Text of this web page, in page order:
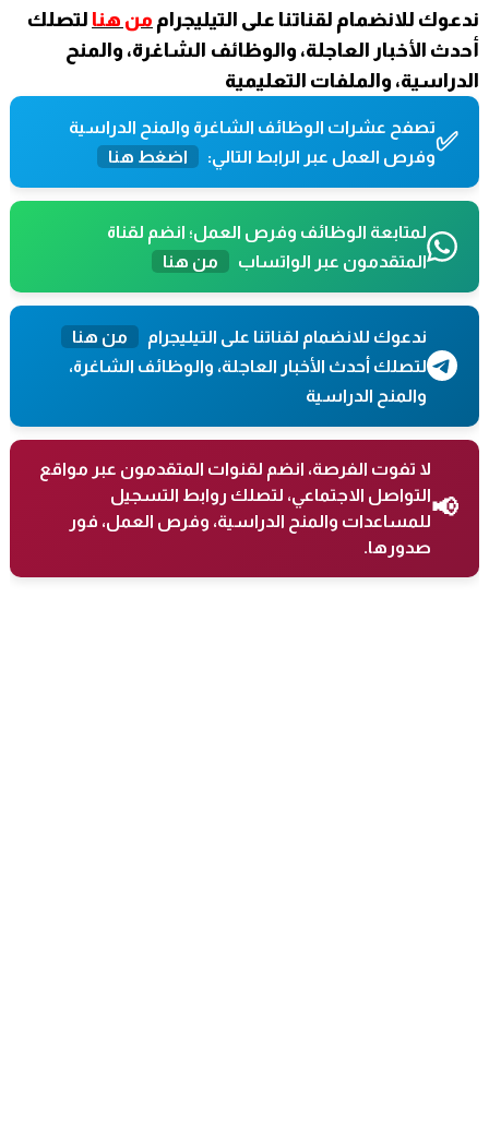
ندعوك للانضمام لقناتنا على التيليجرام من هنا لتصلك
أحدث الأخبار العاجلة، والوظائف الشاغرة، والمنح
الدراسية، والملفات التعليمية
✅تصفح عشرات الوظائف الشاغرة والمنح الدراسية
وفرص العمل عبر الرابط التالي:
اضغط هنا
لمتابعة الوظائف وفرص العمل؛ انضم لقناة
المتقدمون عبر الواتساب
من هنا
ندعوك للانضمام لقناتنا على التيليجرام
من هنا
لتصلك أحدث الأخبار العاجلة، والوظائف الشاغرة،
والمنح الدراسية
📢
لا تفوت الفرصة، انضم لقنوات المتقدمون عبر مواقع
التواصل الاجتماعي، لتصلك روابط التسجيل
للمساعدات والمنح الدراسية، وفرص العمل، فور
صدورها.